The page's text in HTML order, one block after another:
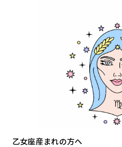
乙女座産まれの方へ